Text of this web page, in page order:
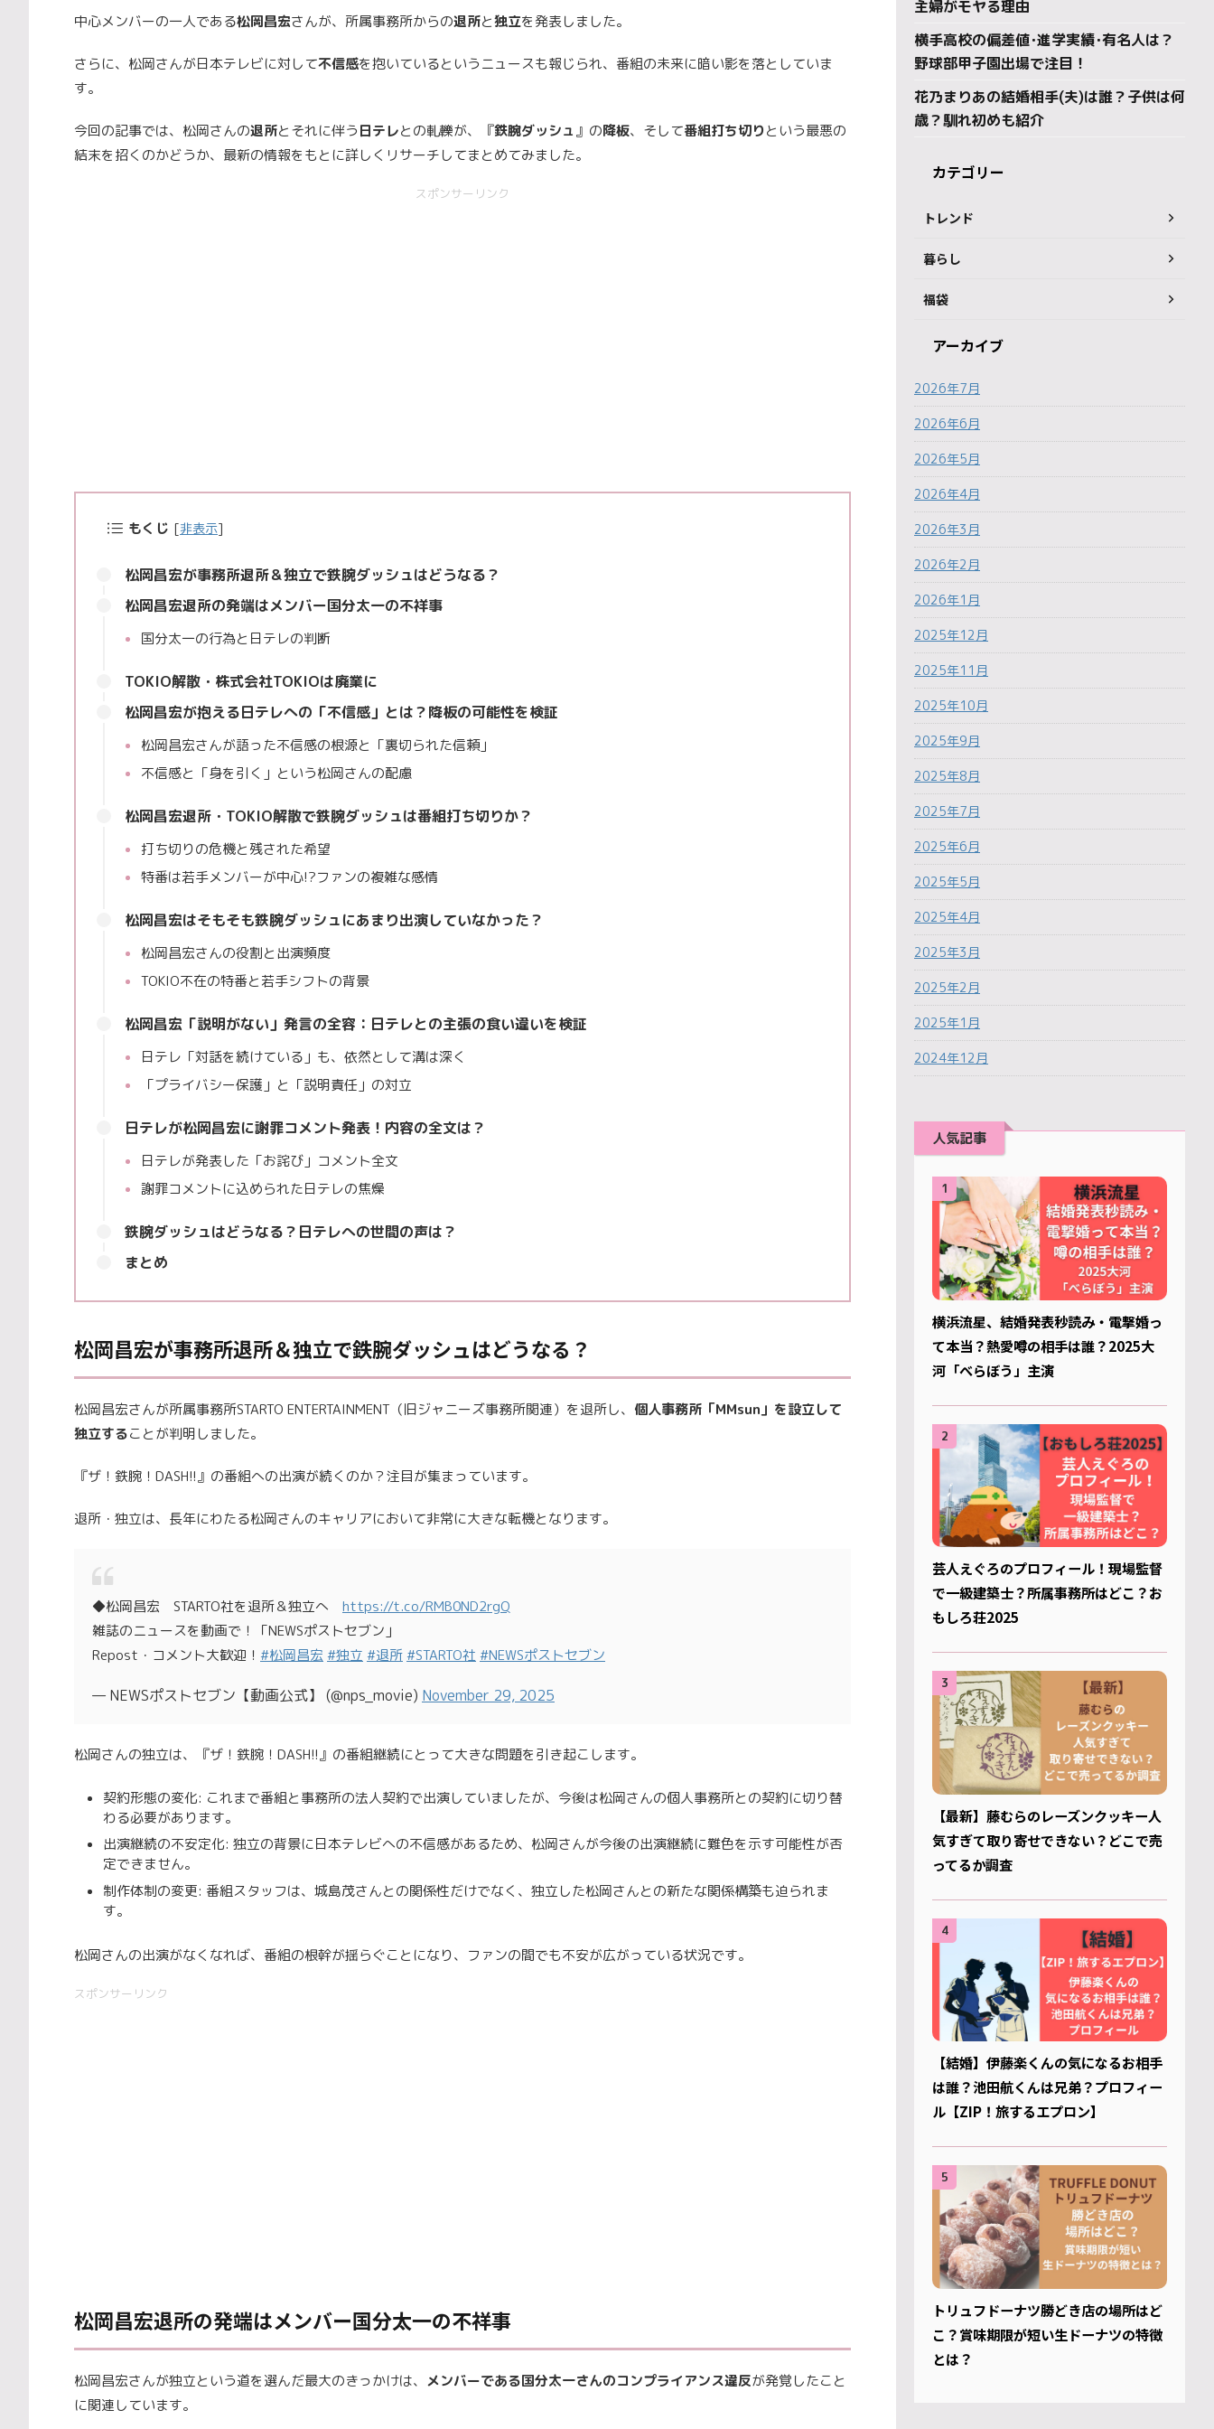
中心メンバーの一人である松岡昌宏さんが、所属事務所からの退所と独立を発表しました。
さらに、松岡さんが日本テレビに対して不信感を抱いているというニュースも報じられ、番組の未来に暗い影を落としていま
す。
今回の記事では、松岡さんの退所とそれに伴う日テレとの軋轢が、『鉄腕ダッシュ』の降板、そして番組打ち切りという最悪の
結末を招くのかどうか、最新の情報をもとに詳しくリサーチしてまとめてみました。
スポンサーリンク
もくじ [非表示]
松岡昌宏が事務所退所＆独立で鉄腕ダッシュはどうなる？
松岡昌宏退所の発端はメンバー国分太一の不祥事
国分太一の行為と日テレの判断
TOKIO解散・株式会社TOKIOは廃業に
松岡昌宏が抱える日テレへの「不信感」とは？降板の可能性を検証
松岡昌宏さんが語った不信感の根源と「裏切られた信頼」
不信感と「身を引く」という松岡さんの配慮
松岡昌宏退所・TOKIO解散で鉄腕ダッシュは番組打ち切りか？
打ち切りの危機と残された希望
特番は若手メンバーが中心!?ファンの複雑な感情
松岡昌宏はそもそも鉄腕ダッシュにあまり出演していなかった？
松岡昌宏さんの役割と出演頻度
TOKIO不在の特番と若手シフトの背景
松岡昌宏「説明がない」発言の全容：日テレとの主張の食い違いを検証
日テレ「対話を続けている」も、依然として溝は深く
「プライバシー保護」と「説明責任」の対立
日テレが松岡昌宏に謝罪コメント発表！内容の全文は？
日テレが発表した「お詫び」コメント全文
謝罪コメントに込められた日テレの焦燥
鉄腕ダッシュはどうなる？日テレへの世間の声は？
まとめ
松岡昌宏が事務所退所＆独立で鉄腕ダッシュはどうなる？
松岡昌宏さんが所属事務所STARTO ENTERTAINMENT（旧ジャニーズ事務所関連）を退所し、 個人事務所「MMsun」を設立して
独立することが判明しました。
『ザ！鉄腕！DASH!!』の番組への出演が続くのか？注目が集まっています。
退所・独立は、長年にわたる松岡さんのキャリアにおいて非常に大きな転機となります。
◆松岡昌宏 STARTO社を退所＆独立へ https://t.co/RMB0ND2rgQ
雑誌のニュースを動画で！「NEWSポストセブン」
Repost・コメント大歓迎！ #松岡昌宏 #独立 #退所 #STARTO社 #NEWSポストセブン
— NEWSポストセブン【動画公式】 (@nps_movie) November 29, 2025
松岡さんの独立は、『ザ！鉄腕！DASH!!』の番組継続にとって大きな問題を引き起こします。
契約形態の変化: これまで番組と事務所の法人契約で出演していましたが、今後は松岡さんの個人事務所との契約に切り替
わる必要があります。
出演継続の不安定化: 独立の背景に日本テレビへの不信感があるため、松岡さんが今後の出演継続に難色を示す可能性が否
定できません。
制作体制の変更: 番組スタッフは、城島茂さんとの関係性だけでなく、独立した松岡さんとの新たな関係構築も迫られま
す。
松岡さんの出演がなくなれば、番組の根幹が揺らぐことになり、ファンの間でも不安が広がっている状況です。
スポンサーリンク
松岡昌宏退所の発端はメンバー国分太一の不祥事
松岡昌宏さんが独立という道を選んだ最大のきっかけは、 メンバーである国分太一さんのコンプライアンス違反が発覚したこと
に関連しています。
主婦がモヤる理由
横手高校の偏差値･進学実績･有名人は？
野球部甲子園出場で注目！
花乃まりあの結婚相手(夫)は誰？子供は何
歳？馴れ初めも紹介
カテゴリー
トレンド
暮らし
福袋
アーカイブ
2026年7月
2026年6月
2026年5月
2026年4月
2026年3月
2026年2月
2026年1月
2025年12月
2025年11月
2025年10月
2025年9月
2025年8月
2025年7月
2025年6月
2025年5月
2025年4月
2025年3月
2025年2月
2025年1月
2024年12月
人気記事
1
横浜流星、結婚発表秒読み・電撃婚っ
て本当？熱愛噂の相手は誰？2025大
河「べらぼう」主演
2
芸人えぐろのプロフィール！現場監督
で一級建築士？所属事務所はどこ？お
もしろ荘2025
3
【最新】藤むらのレーズンクッキー人
気すぎて取り寄せできない？どこで売
ってるか調査
4
【結婚】伊藤楽くんの気になるお相手
は誰？池田航くんは兄弟？プロフィー
ル【ZIP！旅するエプロン】
5
トリュフドーナツ勝どき店の場所はど
こ？賞味期限が短い生ドーナツの特徴
とは？